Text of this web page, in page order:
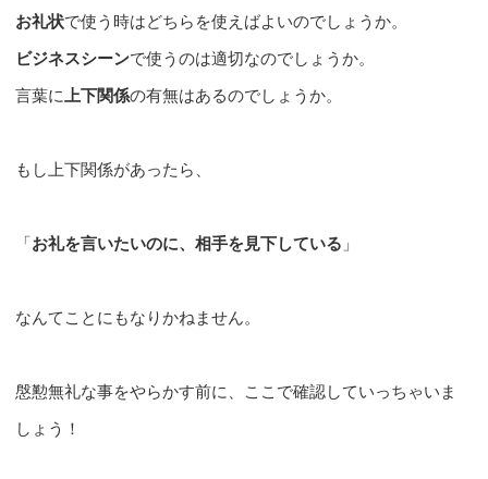
お礼状で使う時はどちらを使えばよいのでしょうか。
ビジネスシーンで使うのは適切なのでしょうか。
言葉に 上下関係の有無はあるのでしょうか。
もし上下関係があったら、
「お礼を言いたいのに、相手を見下している 」
なんてことにもなりかねません。
慇懃無礼な事をやらかす前に、ここで確認していっちゃいま
しょう！